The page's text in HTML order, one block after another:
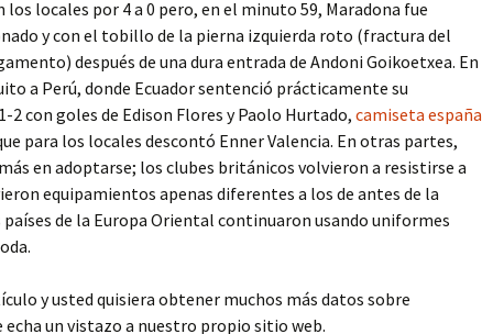
los locales por 4 a 0 pero, en el minuto 59, Maradona fue
y con el tobillo de la pierna izquierda roto (fractura del
después de una dura entrada de Andoni Goikoetxea. En
a Perú, donde Ecuador sentenció prácticamente su
2 con goles de Edison Flores y Paolo Hurtado, camiseta españa
para los locales descontó Enner Valencia. En otras partes,
en adoptarse; los clubes británicos volvieron a resistirse a
equipamientos apenas diferentes a los de antes de la
de la Europa Oriental continuaron usando uniformes
y usted quisiera obtener muchos más datos sobre
un vistazo a nuestro propio sitio web.